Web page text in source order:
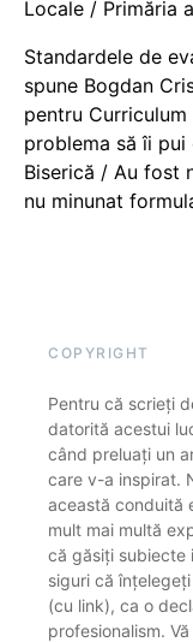
Locale / Primăria
Standardele de
spune Bogdan
pentru
problema să îi
Biserică / Au fost
nu minunat
COPYRIGHT
Pentru că scrieți
datorită acestui
când preluați un
care v-a inspirat.
această conduită
mult mai multă
că găsiți subiecte
siguri că
(cu link), ca o
profesionalism.